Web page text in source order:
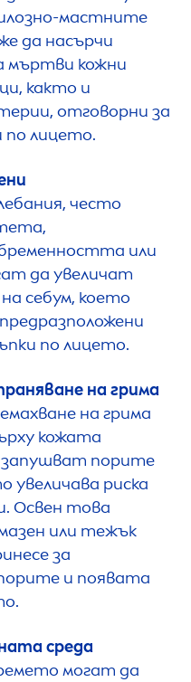
мастните
да насърчи
мъртви кожни
както и
отговорни за
по лицето.
често
или
да увеличат
себум, което
по лицето.
на грима
на грима
кожата
порите
увеличава риска
Освен това
или тежък
за
и появата
среда
могат да